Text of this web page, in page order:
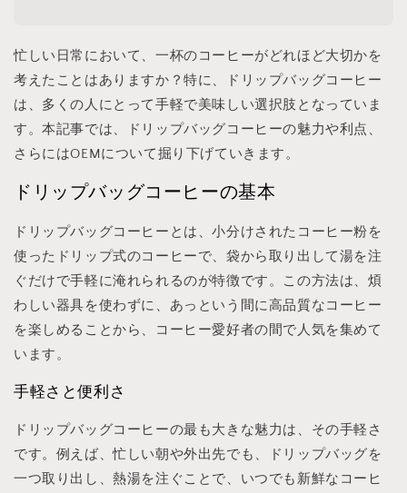
忙しい日常において、一杯のコーヒーがどれほど大切かを
考えたことはありますか？特に、ドリップバッグコーヒー
は、多くの人にとって手軽で美味しい選択肢となっていま
す。本記事では、ドリップバッグコーヒーの魅力や利点、
さらにはOEMについて掘り下げていきます。
ドリップバッグコーヒーの基本
ドリップバッグコーヒーとは、小分けされたコーヒー粉を
使ったドリップ式のコーヒーで、袋から取り出して湯を注
ぐだけで手軽に淹れられるのが特徴です。この方法は、煩
わしい器具を使わずに、あっという間に高品質なコーヒー
を楽しめることから、コーヒー愛好者の間で人気を集めて
います。
手軽さと便利さ
ドリップバッグコーヒーの最も大きな魅力は、その手軽さ
です。例えば、忙しい朝や外出先でも、ドリップバッグを
一つ取り出し、熱湯を注ぐことで、いつでも新鮮なコーヒ